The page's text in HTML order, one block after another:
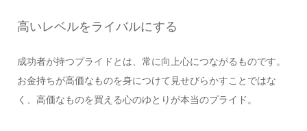
高いレベルをライバルにする
成功者が持つプライドとは、常に向上心につながるものです。
お金持ちが高価なものを身につけて見せびらかすことではな
く、高価なものを買える心のゆとりが本当のプライド。